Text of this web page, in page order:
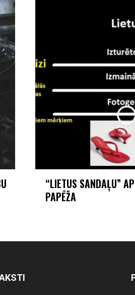
“LIETUS SANDAĻU”
PAPĒŽA